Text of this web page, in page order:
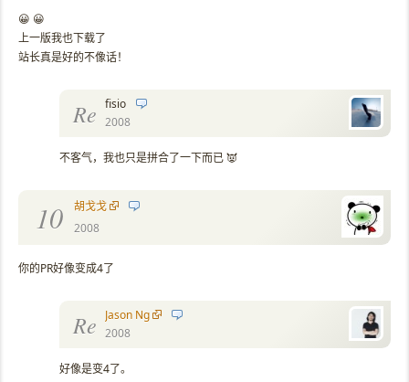
😀 😀
上一版我也下载了
站长真是好的不像话！
Re fisio
2008
不客气，我也只是拼合了一下而已 👿
10
胡戈戈
2008
你的PR好像变成4了
Re
Jason Ng
2008
好像是变4了。